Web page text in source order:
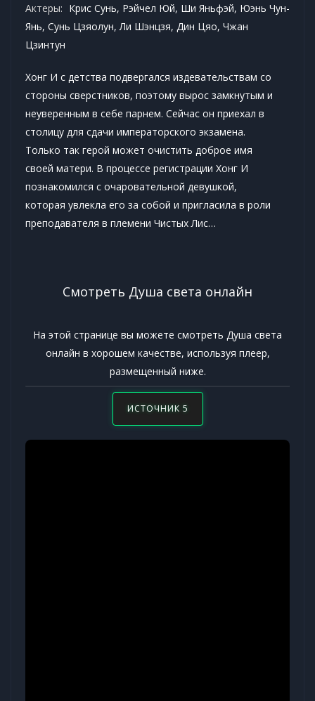
Актеры: Крис Сунь, Рэйчел Юй, Ши Яньфэй, Юэнь Чун-
Янь, Сунь Цзяолун, Ли Шэнцзя, Дин Цяо, Чжан
Цзинтун
Хонг И с детства подвергался издевательствам со
стороны сверстников, поэтому вырос замкнутым и
неуверенным в себе парнем. Сейчас он приехал в
столицу для сдачи императорского экзамена.
Только так герой может очистить доброе имя
своей матери. В процессе регистрации Хонг И
познакомился с очаровательной девушкой,
которая увлекла его за собой и пригласила в роли
преподавателя в племени Чистых Лис…
Смотреть Душа света онлайн
На этой странице вы можете смотреть Душа света
онлайн в хорошем качестве, используя плеер,
размещенный ниже.
ИСТОЧНИК 5